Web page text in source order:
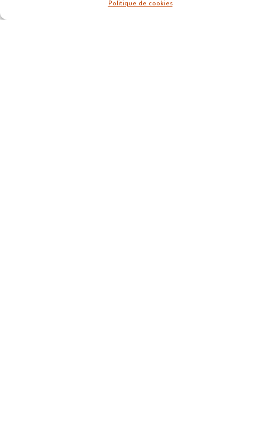
Politique de cookies
Jean Vallier,